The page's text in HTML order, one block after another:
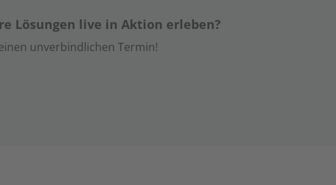
Lösungen live in Aktion erleben?
unverbindlichen Termin!